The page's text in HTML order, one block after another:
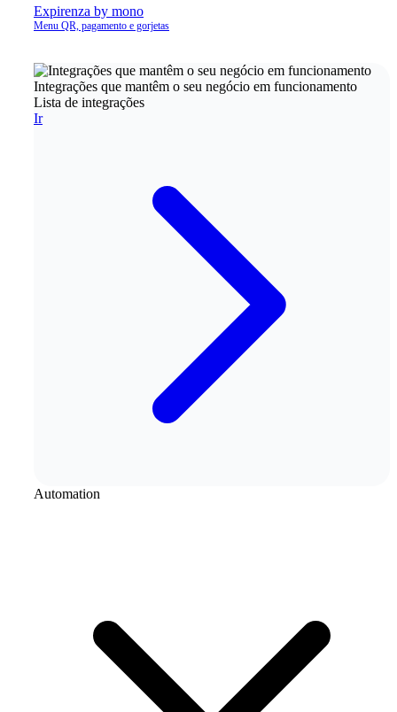
Expirenza by mono
Menu QR, pagamento e gorjetas
Integrações que mantêm o seu negócio em funcionamento
Lista de integrações
Ir
Automation